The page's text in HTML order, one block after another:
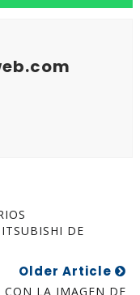
DE
Older Article
CON LA IMAGEN DE